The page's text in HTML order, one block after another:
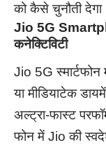
को कैसे चुनौती
Jio 5G
कनेक्टिविटी
Jio 5G
या मीडियाटेक
अल्ट्रा-फास्ट
फोन में Jio की